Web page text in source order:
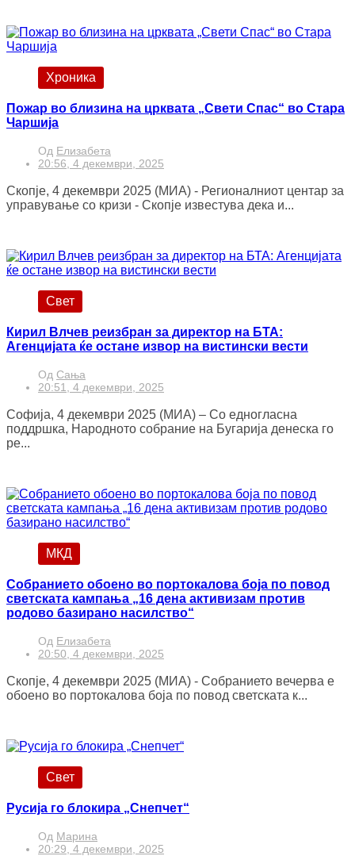
Хроника
Пожар во близина на црквата „Свети Спас“ во Стара
Чаршија
Од Елизабета
20:56, 4 декември, 2025
Скопје, 4 декември 2025 (МИА) - Регионалниот центар за
управување со кризи - Скопје известува дека и...
Свет
Кирил Влчев реизбран за директор на БТА:
Агенцијата ќе остане извор на вистински вести
Од Сања
20:51, 4 декември, 2025
Софија, 4 декември 2025 (МИА) – Со едногласна
поддршка, Народното собрание на Бугарија денеска го
ре...
МКД
Собранието обоено во портокалова боја по повод
светската кампања „16 дена активизам против
родово базирано насилство“
Од Елизабета
20:50, 4 декември, 2025
Скопје, 4 декември 2025 (МИА) - Собранието вечерва е
обоено во портокалова боја по повод светската к...
Свет
Русија го блокира „Снепчет“
Од Марина
20:29, 4 декември, 2025